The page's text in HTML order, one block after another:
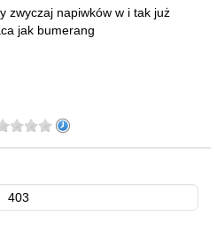
zwyczaj napiwków w i tak już
jak bumerang
403